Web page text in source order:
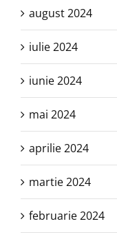
august 2024
iulie 2024
iunie 2024
mai 2024
aprilie 2024
martie 2024
februarie 2024